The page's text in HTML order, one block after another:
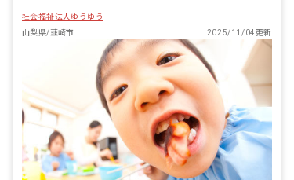
社会福祉法人ゆうゆう
山梨県/韮崎市
2025/11/04更新